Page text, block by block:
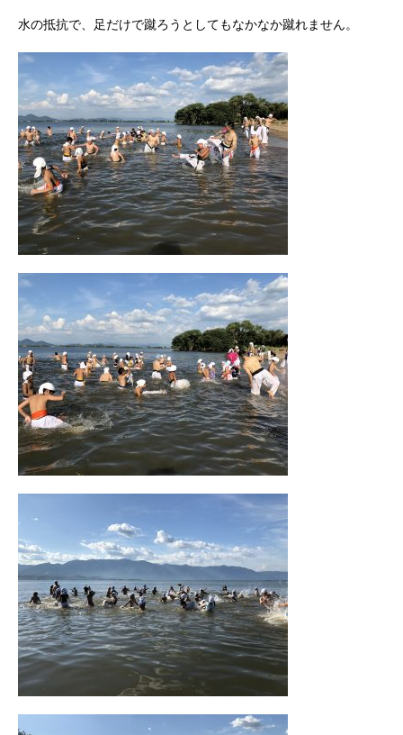
水の抵抗で、足だけで蹴ろうとしてもなかなか蹴れません。